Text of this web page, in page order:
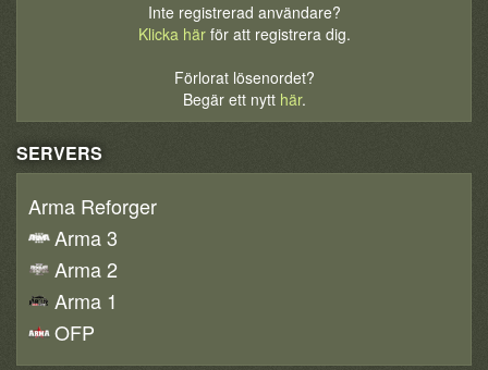
Inte registrerad användare?
Klicka härför att registrera dig.
Förlorat lösenordet?
Begär ett nytt här.
SERVERS
Arma Reforger
Arma 3
Arma 2
Arma 1
OFP